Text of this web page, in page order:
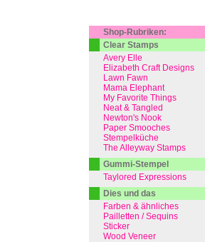
Shop-Rubriken:
Clear Stamps
Avery Elle
Elizabeth Craft Designs
Lawn Fawn
Mama Elephant
My Favorite Things
Neat & Tangled
Newton's Nook
Paper Smooches
Stempelküche
The Alleyway Stamps
Gummi-Stempel
Taylored Expressions
Dies und das
Farben & ähnliches
Pailletten / Sequins
Sticker
Wood Veneer